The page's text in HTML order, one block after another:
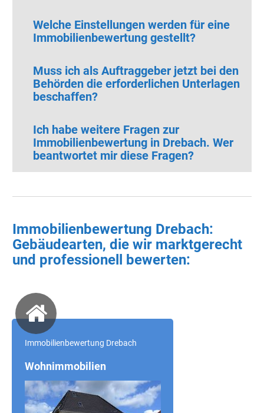
Welche Einstellungen werden für eine
Immobilienbewertung gestellt?
Muss ich als Auftraggeber jetzt bei den
Behörden die erforderlichen Unterlagen
beschaffen?
Ich habe weitere Fragen zur
Immobilienbewertung in Drebach. Wer
beantwortet mir diese Fragen?
Immobilienbewertung Drebach:
Gebäudearten, die wir marktgerecht
und professionell bewerten:
Immobilienbewertung Drebach
Wohnimmobilien